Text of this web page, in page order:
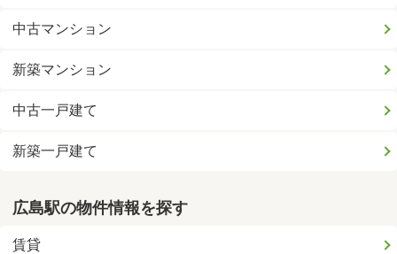
中古マンション
新築マンション
中古一戸建て
新築一戸建て
広島駅の物件情報を探す
賃貸